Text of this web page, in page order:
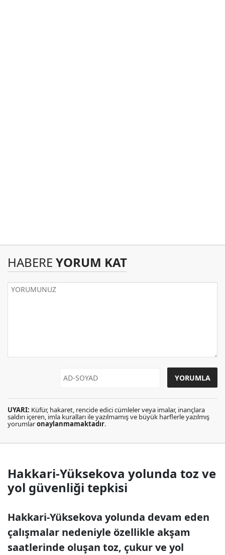
HABERE YORUM KAT
UYARI: Küfür, hakaret, rencide edici cümleler veya imalar, inançlara
saldırı içeren, imla kuralları ile yazılmamış ve büyük harflerle yazılmış
yorumlaronaylanmamaktadır.
Hakkari-Yüksekova yolunda toz ve
yol güvenliği tepkisi
Hakkari-Yüksekova yolunda devam eden
çalışmalar nedeniyle özellikle akşam
saatlerinde oluşan toz, çukur ve yol